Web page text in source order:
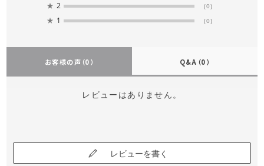
★ 2 (0)
★ 1 (0)
お客様の声 （0） Q&A （0）
レビューはありません。
レビューを書く